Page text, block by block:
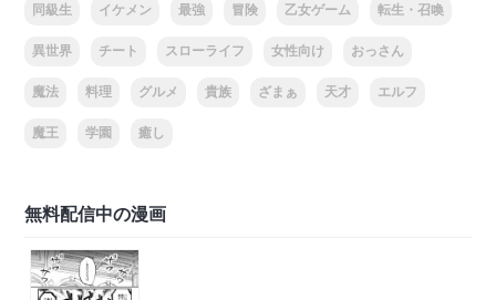
同級生 イケメン 最強 冒険 乙女ゲーム 転生・召喚
異世界 チート スローライフ 女性向け おっさん
魔法 料理 グルメ 貴族 ざまぁ 天才 エルフ
魔王 学園 癒し
無料配信中の漫画